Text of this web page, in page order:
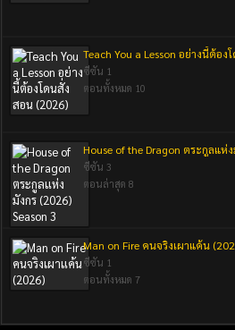
Teach You a Lesson อย่างนี้ต้อง
ซีซัน 1
ตอนทั้งหมด 10
House of the Dragon ตระกูลแห่
ซีซัน 3
ตอนล่าสุด 8
Man on Fire คนจริงเผาแค้น
ซีซัน 1
ตอนทั้งหมด 7